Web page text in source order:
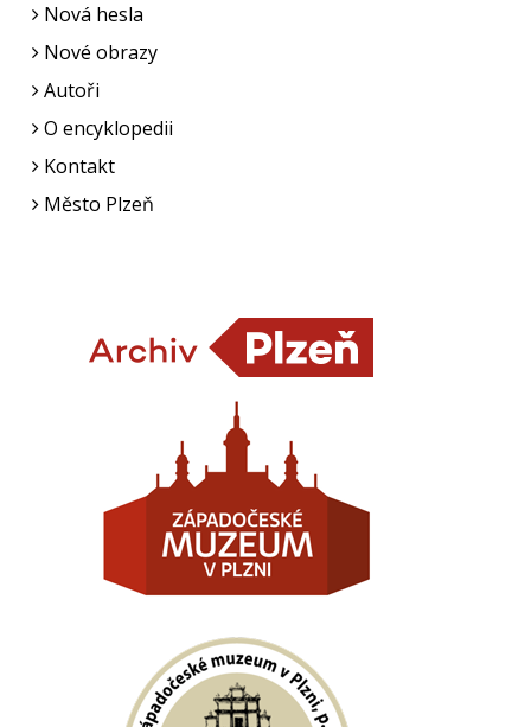
Nová hesla
Nové obrazy
Autoři
O encyklopedii
Kontakt
Město Plzeň